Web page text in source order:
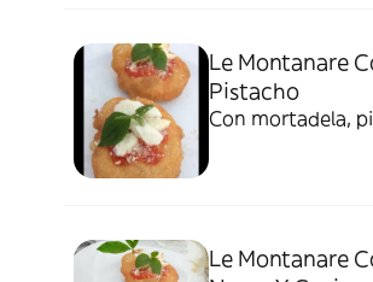
Le Montanare
Pistacho
Con mortadela,
Le Montanare